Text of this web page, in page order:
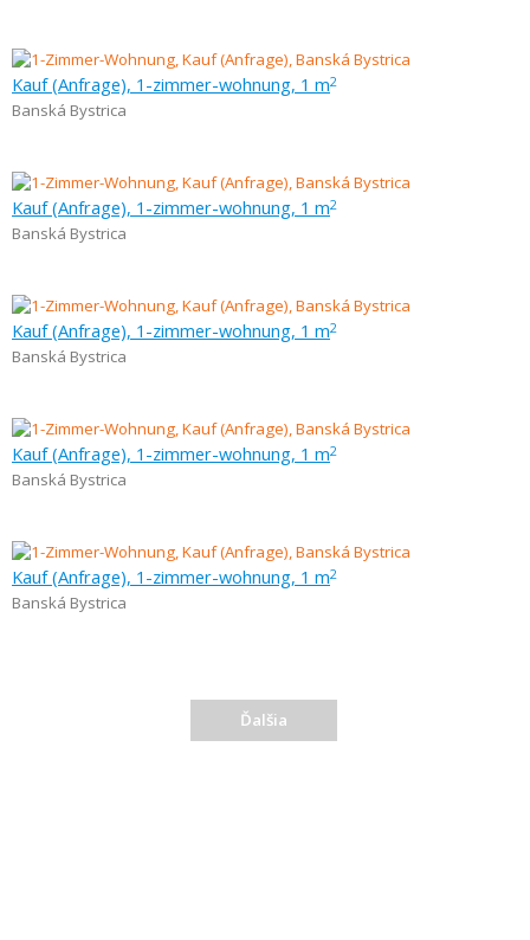
Kauf (Anfrage), 1-zimmer-wohnung, 1 m2
Banská Bystrica
Kauf (Anfrage), 1-zimmer-wohnung, 1 m2
Banská Bystrica
Kauf (Anfrage), 1-zimmer-wohnung, 1 m2
Banská Bystrica
Kauf (Anfrage), 1-zimmer-wohnung, 1 m2
Banská Bystrica
Kauf (Anfrage), 1-zimmer-wohnung, 1 m2
Banská Bystrica
Ďalšia